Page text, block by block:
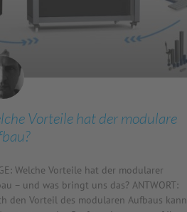
Vorteile hat der modulare
Welche Vorteile hat der modularer
– und was bringt uns das? ANTWORT:
den Vorteil des modularen Aufbaus kann